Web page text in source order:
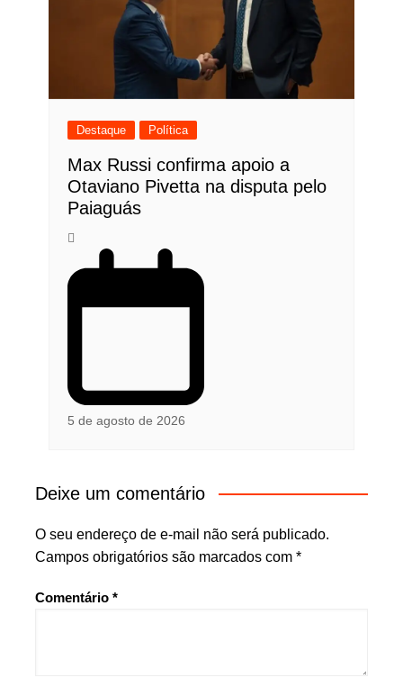
Destaque Política
Max Russi confirma apoio a
Otaviano Pivetta na disputa pelo
Paiaguás
5 de agosto de 2026
Deixe um comentário
O seu endereço de e-mail não será publicado.
Campos obrigatórios são marcados com *
Comentário *